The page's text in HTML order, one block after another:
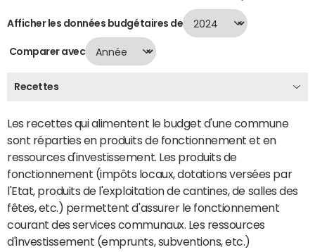
Afficher les données budgétaires de
Comparer avec
Recettes
Les recettes qui alimentent le budget d'une commune
sont réparties en produits de fonctionnement et en
ressources d'investissement. Les produits de
fonctionnement (impôts locaux, dotations versées par
l'Etat, produits de l'exploitation de cantines, de salles des
fêtes, etc.) permettent d'assurer le fonctionnement
courant des services communaux. Les ressources
d'investissement (emprunts, subventions, etc.)